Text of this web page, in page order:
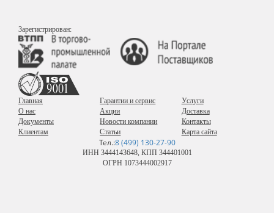
Зарегистрирован:
Главная
О нас
Документы
Клиентам
Гарантии и сервис
Акции
Новости компании
Статьи
Услуги
Доставка
Контакты
Карта сайта
Тел.:8 (499) 130-27-90
ИНН 3444143648, КПП 344401001
ОГРН 1073444002917